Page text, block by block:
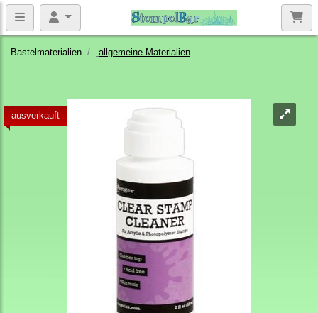
Bastelmaterialien allgemeine Materialien
ausverkauft